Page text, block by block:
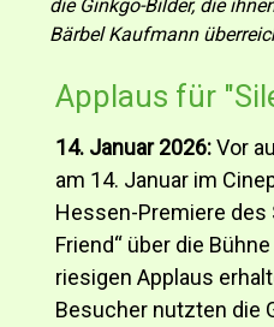
die Ginkgo-Bilder, die
Bärbel Kaufmann
Applaus für
14. Januar 2026:Vor
am 14. Januar im
Hessen-Premiere des
Friend“ über die
riesigen Applaus
Besucher nutzten die